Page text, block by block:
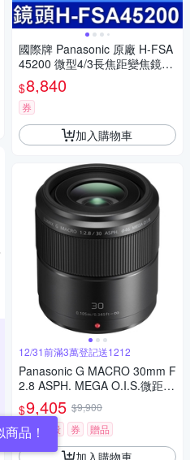
品！
國際牌 Panasonic 原廠 H-FSA
45200 微型4/3長焦距變焦鏡頭
LUMIX G X VARIO 45-200mm
單眼鏡頭 相機
$8,840
券
加入購物車
12/31前滿3萬登記送1212
Panasonic G MACRO 30mm F
2.8 ASPH. MEGA O.I.S.微距鏡
頭 公司貨
$9,405 $9,900
限時下殺
券 贈品
加入購物車